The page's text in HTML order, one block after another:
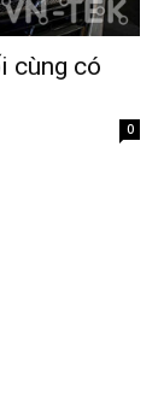
cùng có
0